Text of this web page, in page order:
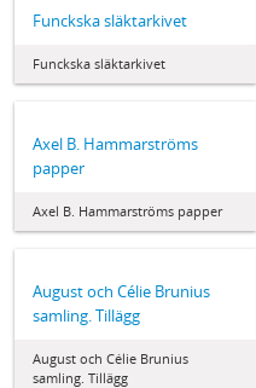
Funckska släktarkivet
Funckska släktarkivet
Axel B. Hammarströms
papper
Axel B. Hammarströms papper
August och Célie Brunius
samling. Tillägg
August och Célie Brunius
samling. Tillägg